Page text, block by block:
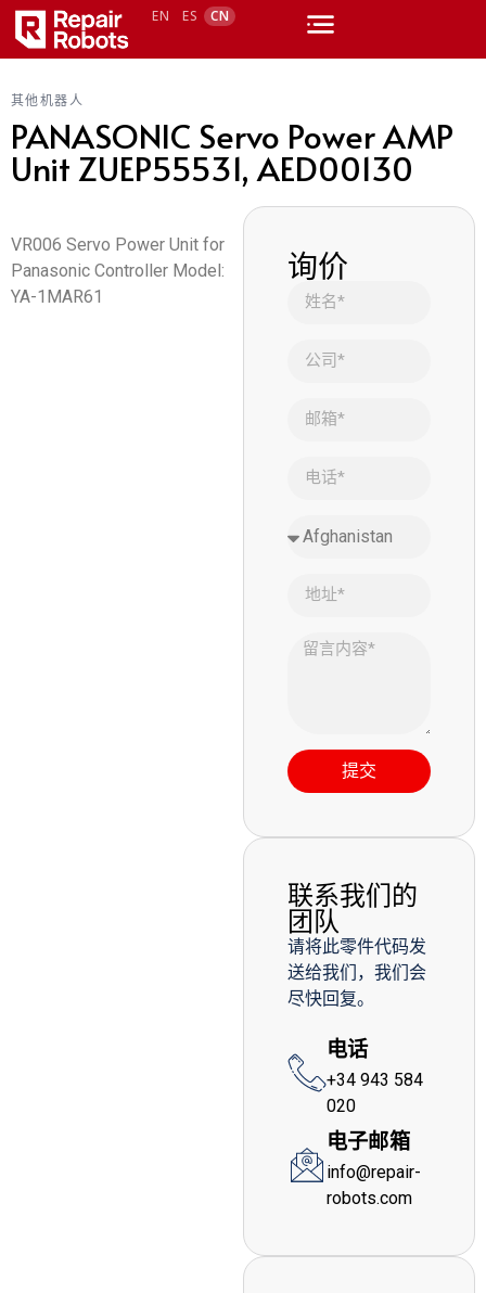
EN ES CN
其他机器人
PANASONIC Servo Power AMP
Unit ZUEP55531, AED00130
VR006 Servo Power Unit for
Panasonic Controller Model:
YA-1MAR61
询价
提交
联系我们的
团队
请将此零件代码发
送给我们，我们会
尽快回复。
电话
+34 943 584
020
电子邮箱
info@repair-
robots.com